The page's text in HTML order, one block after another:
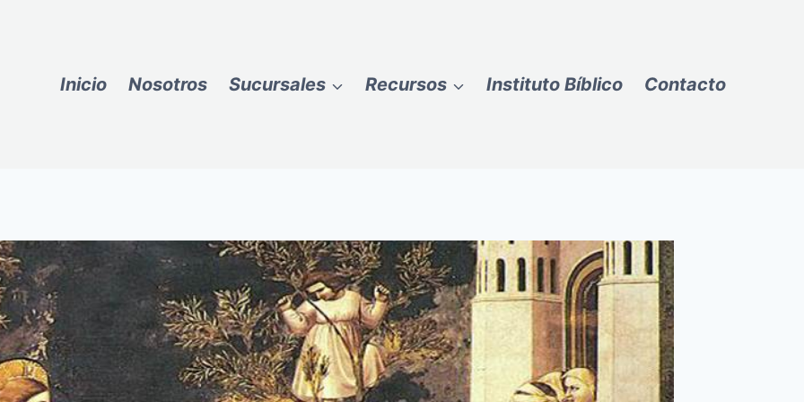
Inicio Nosotros Sucursales Recursos Instituto Bíblico Contacto